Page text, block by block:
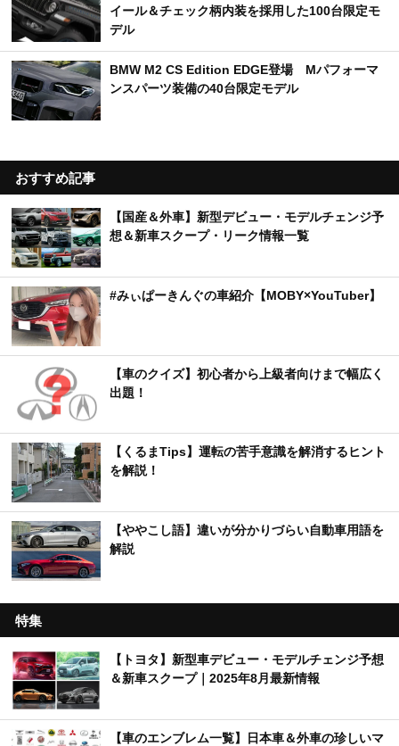
イール＆チェック柄内装を採用した100台限定モ
デル
BMW M2 CS Edition EDGE登場 Mパフォーマ
ンスパーツ装備の40台限定モデル
おすすめ記事
【国産＆外車】新型デビュー・モデルチェンジ予
想＆新車スクープ・リーク情報一覧
#みぃぱーきんぐの車紹介【MOBY×YouTuber】
【車のクイズ】初心者から上級者向けまで幅広く
出題！
【くるまTips】運転の苦手意識を解消するヒント
を解説！
【ややこし語】違いが分かりづらい自動車用語を
解説
特集
【トヨタ】新型車デビュー・モデルチェンジ予想
＆新車スクープ｜2025年8月最新情報
【車のエンブレム一覧】日本車＆外車の珍しいマ